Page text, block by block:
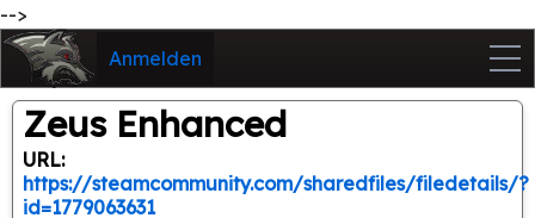
-->
Anmelden
Zeus Enhanced
URL:
https://steamcommunity.com/sharedfiles/filedetails/?
id=1779063631